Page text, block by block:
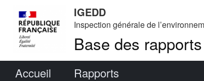
IGEDD
Inspection générale de
Base des
Accueil Rapports